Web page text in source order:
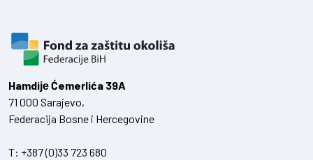
Hamdiје Ćemerlića 39A
71 000 Sarajevo,
Federacija Bosne i Hercegovine
T: +387 (0)33 723 680